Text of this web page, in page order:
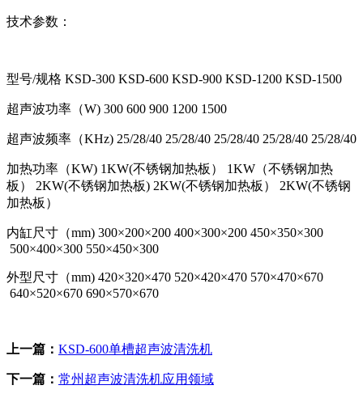
技术参数：
型号/规格 KSD-300 KSD-600 KSD-900 KSD-1200 KSD-1500
超声波功率（W) 300 600 900 1200 1500
超声波频率（KHz) 25/28/40 25/28/40 25/28/40 25/28/40 25/28/40
加热功率（KW) 1KW(不锈钢加热板）
1KW（不锈钢加热
板）
2KW(不锈钢加热板) 2KW(不锈钢加热板）
2KW(不锈钢
加热板）
内缸尺寸（mm) 300×200×200 400×300×200 450×350×300
500×400×300 550×450×300
外型尺寸（mm) 420×320×470 520×420×470 570×470×670
640×520×670 690×570×670
上一篇： KSD-600单槽超声波清洗机
下一篇： 常州超声波清洗机应用领域